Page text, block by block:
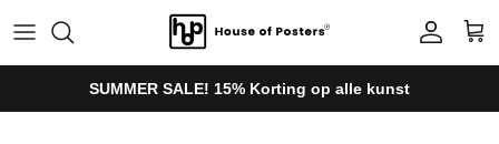
Account
SUMMER SALE! 15% Korting op alle kunst